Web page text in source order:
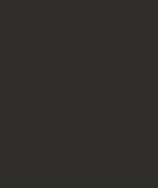
og faktuel
for
store
er
optimering.